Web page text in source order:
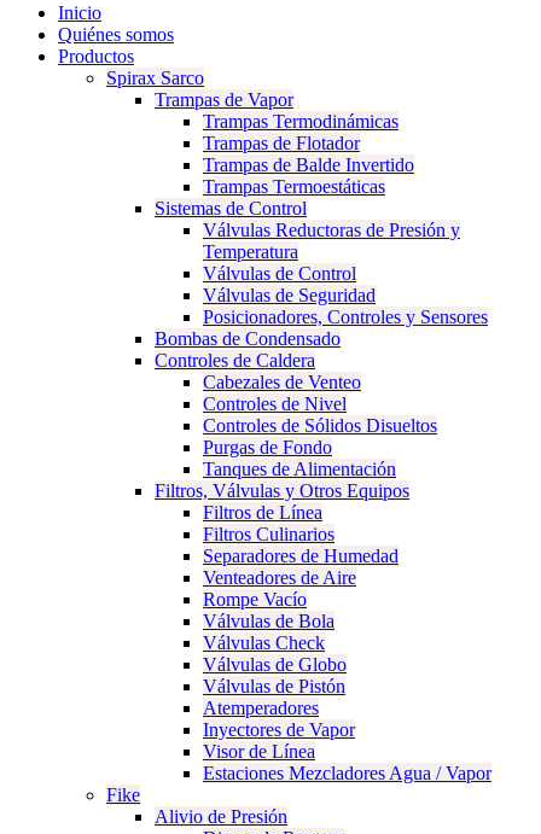
Inicio
Quiénes somos
Productos
Spirax Sarco
Trampas de Vapor
Trampas Termodinámicas
Trampas de Flotador
Trampas de Balde Invertido
Trampas Termoestáticas
Sistemas de Control
Válvulas Reductoras de Presión y
Temperatura
Válvulas de Control
Válvulas de Seguridad
Posicionadores, Controles y Sensores
Bombas de Condensado
Controles de Caldera
Cabezales de Venteo
Controles de Nivel
Controles de Sólidos Disueltos
Purgas de Fondo
Tanques de Alimentación
Filtros, Válvulas y Otros Equipos
Filtros de Línea
Filtros Culinarios
Separadores de Humedad
Venteadores de Aire
Rompe Vacío
Válvulas de Bola
Válvulas Check
Válvulas de Globo
Válvulas de Pistón
Atemperadores
Inyectores de Vapor
Visor de Línea
Estaciones Mezcladores Agua / Vapor
Fike
Alivio de Presión